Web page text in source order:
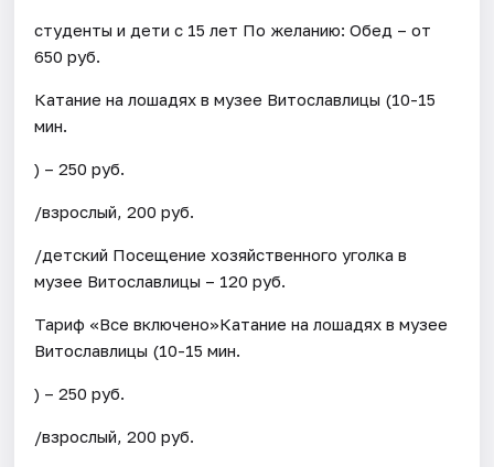
студенты и дети с 15 лет По желанию: Обед – от
650 руб.
Катание на лошадях в музее Витославлицы (10-15
мин.
) – 250 руб.
/взрослый, 200 руб.
/детский Посещение хозяйственного уголка в
музее Витославлицы – 120 руб.
Тариф «Все включено»Катание на лошадях в музее
Витославлицы (10-15 мин.
) – 250 руб.
/взрослый, 200 руб.